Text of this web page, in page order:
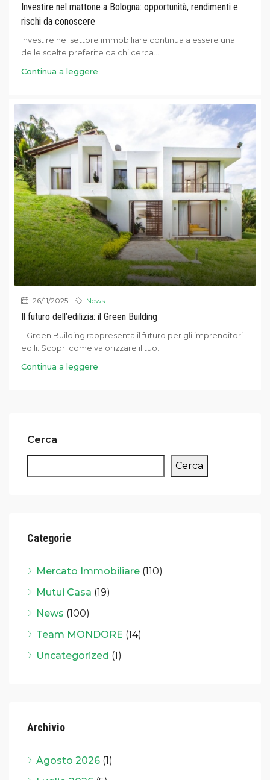
Investire nel mattone a Bologna: opportunità, rendimenti e
rischi da conoscere
Investire nel settore immobiliare continua a essere una
delle scelte preferite da chi cerca...
Continua a leggere
26/11/2025 News
Il futuro dell’edilizia: il Green Building
Il Green Building rappresenta il futuro per gli imprenditori
edili. Scopri come valorizzare il tuo...
Continua a leggere
Cerca
Cerca
Categorie
Mercato Immobiliare (110)
Mutui Casa (19)
News (100)
Team MONDORE (14)
Uncategorized (1)
Archivio
Agosto 2026 (1)